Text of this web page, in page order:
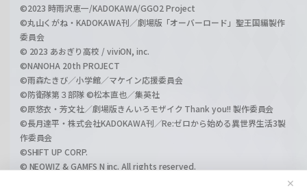
✕
©2023 時雨沢恵一/KADOKAWA/GGO2 Project
©丸山くがね・KADOKAWA刊／劇場版「オーバーロード」聖王国編製作
委員会
© 2023 あおぎり高校 / viviON, inc.
©NANOHA 20th PROJECT
©雨森たきび／小学館／マケイン応援委員会
©防衛隊第３部隊 ©松本直也／集英社
©原悠衣・芳文社／劇場版きんいろモザイク Thank you!! 製作委員会
©長月達平・株式会社KADOKAWA刊／Re:ゼロから始める異世界生活3製
作委員会
©SHIFT UP CORP.
© NEOWIZ & GAMFS N inc. All rights reserved.